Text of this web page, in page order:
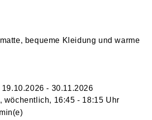
bequeme Kleidung und warme
19.10.2026 - 30.11.2026
wöchentlich, 16:45 - 18:15 Uhr